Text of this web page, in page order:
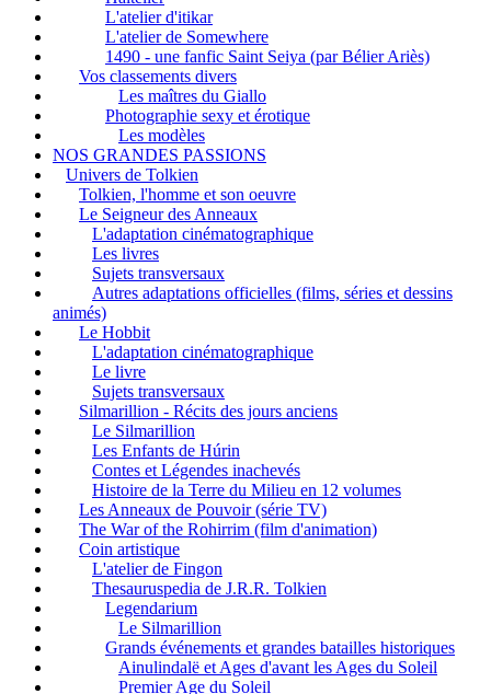
L'atelier d'itikar
L'atelier de Somewhere
1490 - une fanfic Saint Seiya (par Bélier Ariès)
Vos classements divers
Les maîtres du Giallo
Photographie sexy et érotique
Les modèles
NOS GRANDES PASSIONS
Univers de Tolkien
Tolkien, l'homme et son oeuvre
Le Seigneur des Anneaux
L'adaptation cinématographique
Les livres
Sujets transversaux
Autres adaptations officielles (films, séries et dessins
animés)
Le Hobbit
L'adaptation cinématographique
Le livre
Sujets transversaux
Silmarillion - Récits des jours anciens
Le Silmarillion
Les Enfants de Húrin
Contes et Légendes inachevés
Histoire de la Terre du Milieu en 12 volumes
Les Anneaux de Pouvoir (série TV)
The War of the Rohirrim (film d'animation)
Coin artistique
L'atelier de Fingon
Thesauruspedia de J.R.R. Tolkien
Legendarium
Le Silmarillion
Grands événements et grandes batailles historiques
Ainulindalë et Ages d'avant les Ages du Soleil
Premier Age du Soleil